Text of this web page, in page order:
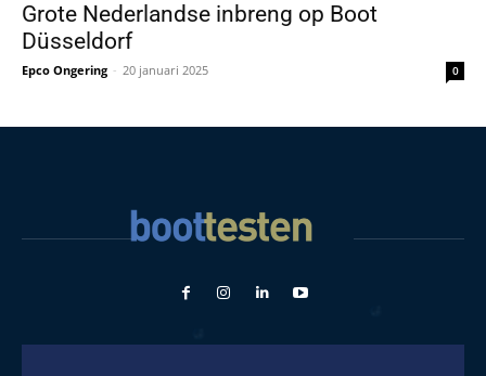
Grote Nederlandse inbreng op Boot
Düsseldorf
Epco Ongering - 20 januari 2025 0